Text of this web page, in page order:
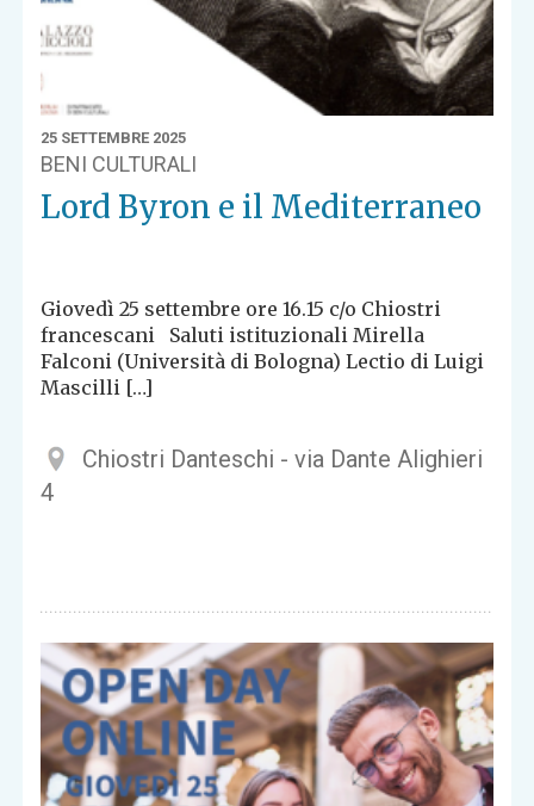
25 SETTEMBRE 2025
BENI CULTURALI
Lord Byron e il Mediterraneo
Giovedì 25 settembre ore 16.15 c/o Chiostri
francescani Saluti istituzionali Mirella
Falconi (Università di Bologna) Lectio di Luigi
Mascilli […]
Chiostri Danteschi - via Dante Alighieri
4